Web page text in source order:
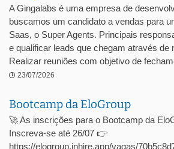
A Gingalabs é uma empresa de
buscamos um candidato a vendas para
Saas, o Super Agents. Principais
e qualificar leads que chegam através de
Realizar reuniões com objetivo de
23/07/2026
Bootcamp da EloGroup
🚀 As inscrições para o Bootcamp da
Inscreva-se até 26/07 👉
https://elogroup.inhire.app/vagas/